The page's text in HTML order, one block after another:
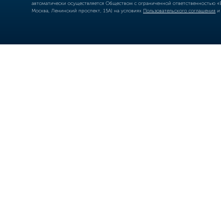
автоматически осуществляется Обществом с ограниченной
Москва, Ленинский проспект, 15А) на условиях Пользовательского соглашения и